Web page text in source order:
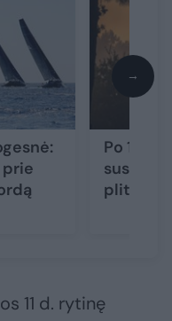
Po 18
plitimas
→
11 d. rytinę